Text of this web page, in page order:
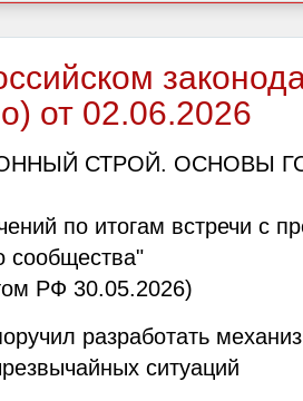
от 02.06.2026
СТРОЙ. ОСНОВЫ
по итогам встречи с
сообщества"
РФ 30.05.2026)
разработать
ситуаций